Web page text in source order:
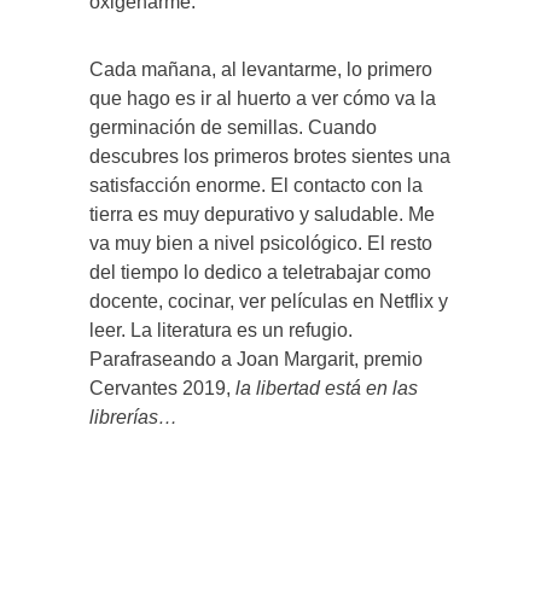
Cada mañana, al levantarme, lo primero
que hago es ir al huerto a ver cómo va la
germinación de semillas. Cuando
descubres los primeros brotes sientes una
satisfacción enorme. El contacto con la
tierra es muy depurativo y saludable. Me
va muy bien a nivel psicológico. El resto
del tiempo lo dedico a teletrabajar como
docente, cocinar, ver películas en Netflix y
leer. La literatura es un refugio.
Parafraseando a Joan Margarit, premio
Cervantes 2019, la libertad está en las
librerías…